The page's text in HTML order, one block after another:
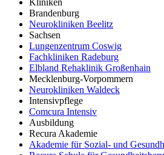
Kliniken
Brandenburg
Neurokliniken Beelitz
Sachsen
Lungenzentrum Coswig
Fachkliniken Radeburg
Elbland Rehaklinik Großenhain
Mecklenburg-Vorpommern
Neurokliniken Waldeck
Intensivpflege
Comcura Intensiv
Ausbildung
Recura Akademie
Akademie für Sozial- und